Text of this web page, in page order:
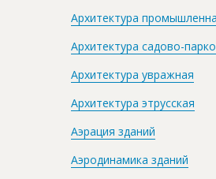
Архитектура
Архитектура садово-
Архитектура увражная
Архитектура этрусская
Аэрация зданий
Аэродинамика зданий